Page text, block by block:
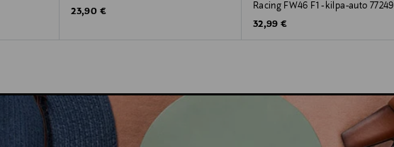
Original Price
23,90 €
Racing FW46 F1 ‑kilpa-auto 77249
Original Price
32,99 €